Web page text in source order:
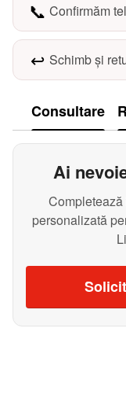
📞 Confirmăm
↩️ Schimb și
Consultare
Ai
personalizată